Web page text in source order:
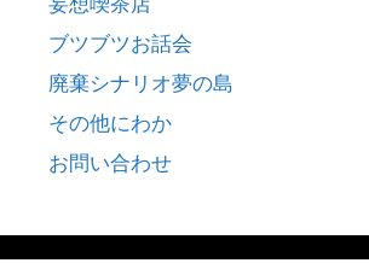
ブツブツお話会
廃棄シナリオ夢の島
その他にわか
お問い合わせ